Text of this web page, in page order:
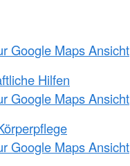
Google Maps Ansicht
Hilfen
Google Maps Ansicht
Google Maps Ansicht